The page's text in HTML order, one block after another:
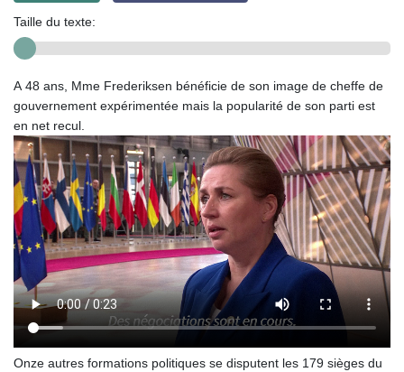
Taille du texte:
A 48 ans, Mme Frederiksen bénéficie de son image de cheffe de
gouvernement expérimentée mais la popularité de son parti est
en net recul.
Onze autres formations politiques se disputent les 179 sièges du